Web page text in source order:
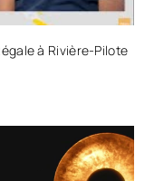
à Rivière-Pilote